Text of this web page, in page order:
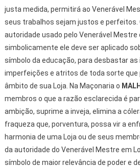
justa medida, permitirá ao Venerável
seus trabalhos sejam justos e perfeitos.
autoridade usado pelo Venerável Mestre
simbolicamente ele deve ser aplicado
símbolo da educação, para desbastar
imperfeições e atritos de toda sorte que
âmbito de sua Loja. Na Maçonaria o
membros o que a razão esclarecida é
ambição, suprime a inveja, elimina a
fraqueza que, porventura, possa vir a
harmonia de uma Loja ou de seus
da autoridade do Venerável Mestre em
símbolo de maior relevância de poder e